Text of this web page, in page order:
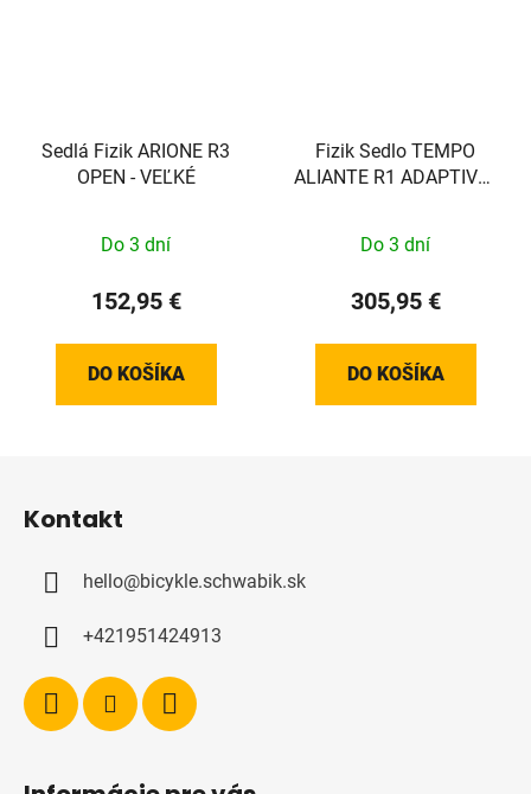
Sedlá Fizik ARIONE R3
OPEN - VEĽKÉ
Do 3 dní
152,95 €
DO KOŠÍKA
Fizik Sedlo TEMPO
ALIANTE R1 ADAPTIVE -
Do 3 dní
305,95 €
DO KOŠÍKA
Kontakt
hello@bicykle.schwabik.sk
+421951424913